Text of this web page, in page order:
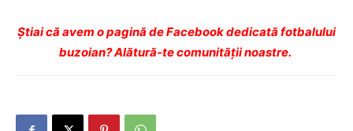
Ştiai că avem o pagină de Facebook dedicată fotbalului
buzoian? Alătură-te comunității noastre.